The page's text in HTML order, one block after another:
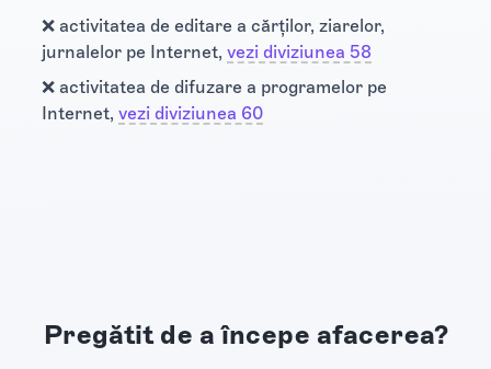
❌ activitatea de editare a cărţilor, ziarelor,
jurnalelor pe Internet, vezi diviziunea 58
❌ activitatea de difuzare a programelor pe
Internet, vezi diviziunea 60
Pregătit de a începe afacerea?